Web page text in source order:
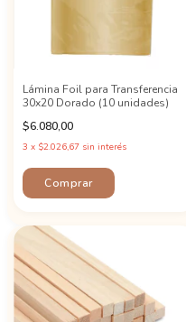
Lámina Foil para Transferencia
30x20 Dorado (10 unidades)
$6.080,00
3 x $2.026,67 sin interés